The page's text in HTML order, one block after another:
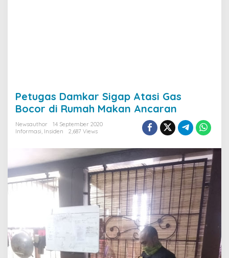
Petugas Damkar Sigap Atasi Gas
Bocor di Rumah Makan Ancaran
Newsauthor
14 September 2020
Informasi, Insiden 2,687 Views